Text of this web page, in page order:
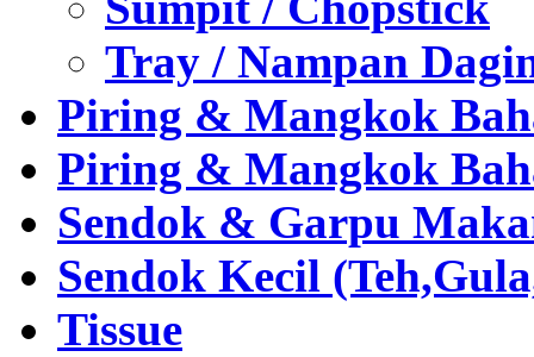
Tray / Nampan
Piring & Mangkok
Piring & Mangkok
Sendok & Garpu
Sendok Kecil
Tissue